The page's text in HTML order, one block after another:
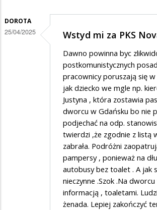
DOROTA
25/04/2025 Wstyd mi za PKS
Dawno powinna byc
postkomunistycznych
pracownicy poruszają się
jak dziecko we mgle np.
Justyna , która zostawia
dworcu w Gdańsku bo nie
podjechać na odp.
twierdzi ,że zgodnie z listą
zabrała. Podróżni
pampersy , ponieważ na
autobusy bez toalet . A jak
nieczynne .Szok .Na
informacją , toaletami.
żenada. Lepiej zakończyć